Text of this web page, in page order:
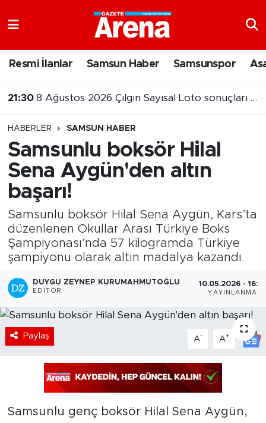
Resmi İlanlar Samsun Haber Samsunspor
HABERLER SAMSUN HABER
Samsunlu boksör Hilal
Sena Aygün'den altın
başarı!
Samsunlu boksör Hilal Sena Aygün, Kars’ta
düzenlenen Okullar Arası Türkiye Boks
Şampiyonası’nda 57 kilogramda Türkiye
şampiyonu olarak altın madalya kazandı.
DUYGU ZEYNEP KURUMAHMUTOĞLU
EDITÖR
10.05.2026 - 16:41
YAYINLANMA
Paylaş A- A+
Samsunlu genç boksör Hilal Sena Aygün,
Samsun Namaz Vakitleri
Süper Lig Puan Durumu ve Fikstür
Tüm Manşetler
Son Dakika Haberleri
Haber Arşivi